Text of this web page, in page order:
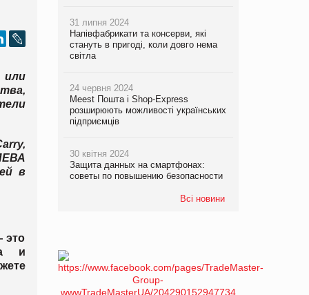
или
,
в
это
и
31 липня 2024
Напівфабрикати та консерви, які
стануть в пригоді, коли довго нема
світла
24 червня 2024
Meest Пошта і Shop-Express
розширюють можливості українських
підприємців
30 квітня 2024
Защита данных на смартфонах:
советы по повышению безопасности
Всі новини